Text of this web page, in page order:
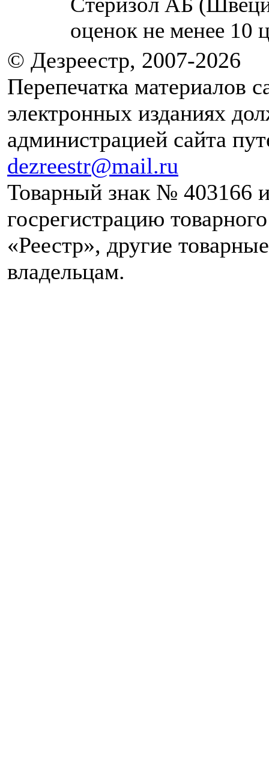
оценок не менее 10
© Дезреестр, 2007-2026
Перепечатка материалов
электронных изданиях
администрацией сайта
dezreestr@mail.ru
Товарный знак № 403166
госрегистрацию
«Реестр», другие
владельцам.